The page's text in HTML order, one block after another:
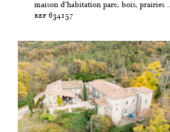
maison d’habitation parc, bois, prairies ...
ref 634157